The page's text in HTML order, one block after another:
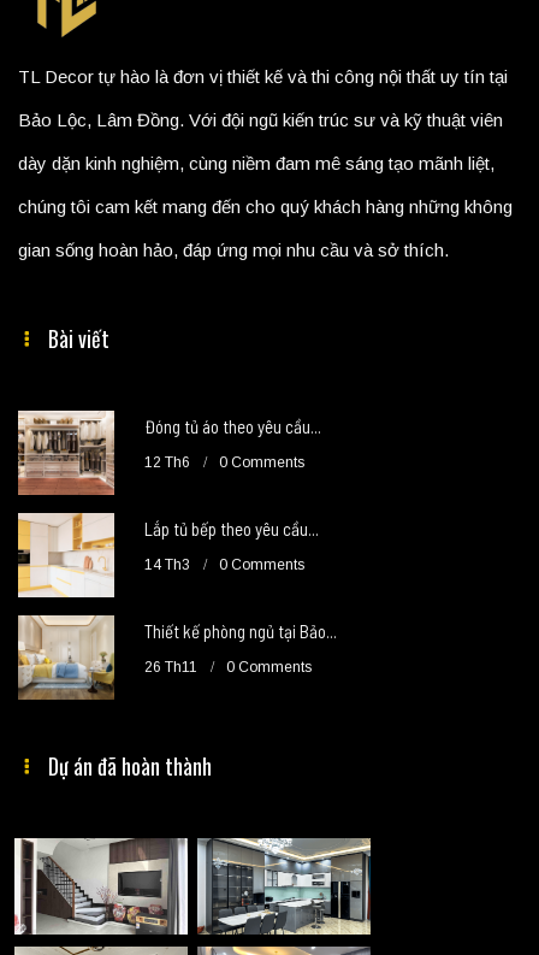
TL Decor tự hào là đơn vị thiết kế và thi công nội thất uy tín tại
Bảo Lộc, Lâm Đồng. Với đội ngũ kiến trúc sư và kỹ thuật viên
dày dặn kinh nghiệm, cùng niềm đam mê sáng tạo mãnh liệt,
chúng tôi cam kết mang đến cho quý khách hàng những không
gian sống hoàn hảo, đáp ứng mọi nhu cầu và sở thích.
Bài viết
Đóng tủ áo theo yêu cầu...
12 Th6 0 Comments
Lắp tủ bếp theo yêu cầu...
14 Th3 0 Comments
Thiết kế phòng ngủ tại Bảo...
26 Th11 0 Comments
Dự án đã hoàn thành